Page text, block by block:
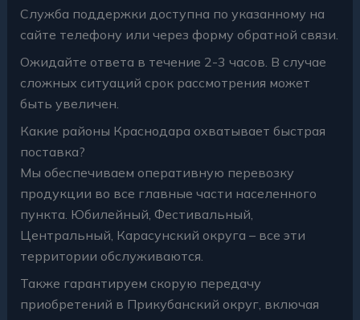
Служба поддержки доступна по указанному на
сайте телефону или через форму обратной связи.
Ожидайте ответа в течение 2-3 часов. В случае
сложных ситуаций срок рассмотрения может
быть увеличен.
Какие районы Краснодара охватывает быстрая
поставка?
Мы обеспечиваем оперативную перевозку
продукции во все главные части населенного
пункта. Юбилейный, Фестивальный,
Центральный, Карасунский округа – все эти
территории обслуживаются.
Также гарантируем скорую передачу
приобретений в Прикубанский округ, включая